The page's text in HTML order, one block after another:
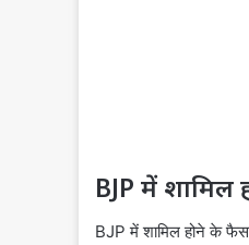
BJP में शामिल
BJP में शामिल होने के